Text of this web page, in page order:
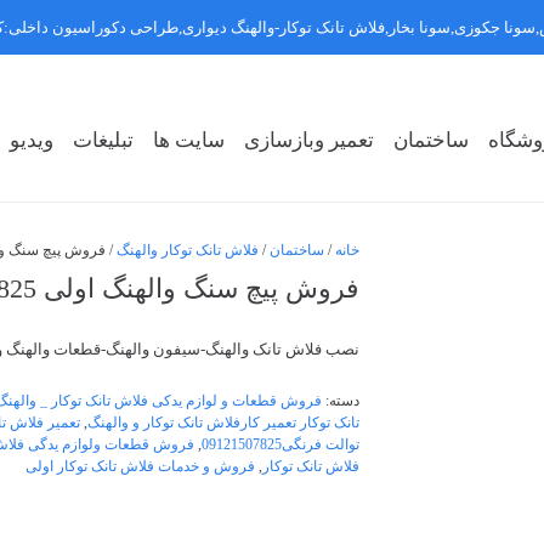
ساختمان تعمیر وبازسازی سایت ها تبلیغات ویدیو
خانه / ساختمان/ فلاش تانک توکار والهنگ/ فروش پیچ سنگ والهنگ
فروش پیچ سنگ والهنگ اولی 09121507825
نصب فلاش تانک والهنگ-سیفون والهنگ-قطعات والهنگ
دسته: فروش قطعات و لوازم یدکی فلاش تانک توکار _
تانک توکار تعمیر کارفلاش تانک توکار و والهنگ, تعمیر فلاش
توالت فرنگی09121507825
, فروش قطعات ولوازم یدگی
فلاش تانک توکار , فروش و خدمات فلاش تانک توکار اولی
جکوزی,سونا بخار,فلاش تانک توکار-والهنگ دیواری,طراحی دکوراسیون